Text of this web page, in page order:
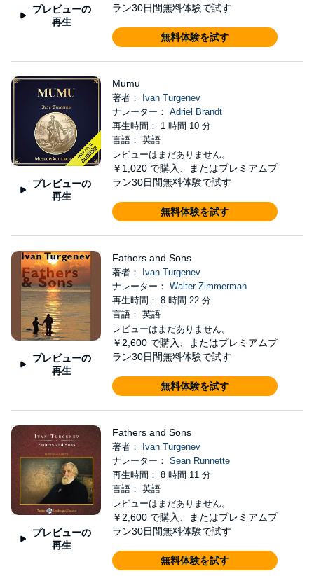
プレビューの
再生
ラン30日間無料体験で試す
無料体験を試す
プレビューの
再生
Mumu
著者：
Ivan Turgenev
ナレーター： Adriel Brandt
再生時間： 1 時間 10 分
言語： 英語
レビューはまだありません。
￥1,020 で購入、またはプレミアムプ
ラン30日間無料体験で試す
無料体験を試す
プレビューの
再生
Fathers and Sons
著者：
Ivan Turgenev
ナレーター： Walter Zimmerman
再生時間： 8 時間 22 分
言語： 英語
レビューはまだありません。
￥2,600 で購入、またはプレミアムプ
ラン30日間無料体験で試す
無料体験を試す
プレビューの
再生
Fathers and Sons
著者：
Ivan Turgenev
ナレーター： Sean Runnette
再生時間： 8 時間 11 分
言語： 英語
レビューはまだありません。
￥2,600 で購入、またはプレミアムプ
ラン30日間無料体験で試す
無料体験を試す